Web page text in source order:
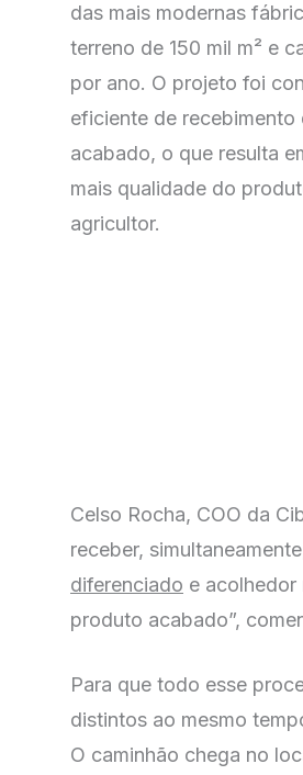
das mais modernas
terreno de 150 mil m² e
por ano. O projeto foi
eficiente de
acabado, o que resulta
mais qualidade do
agricultor.
Celso Rocha, COO da
receber,
diferenciado e acolhedor
produto acabado”,
Para que todo esse
distintos ao mesmo
O caminhão chega no